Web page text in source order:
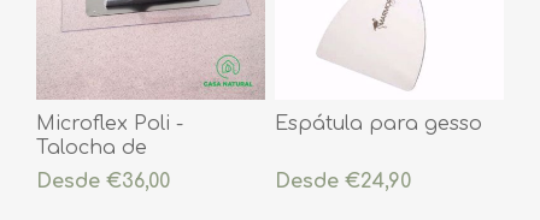
Microflex Poli -
Talocha de
policarbonato para
microcimento
Desde €36,00
Espátula para gesso
Desde €24,90